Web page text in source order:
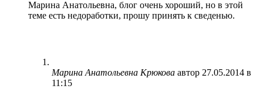
Марина Анатольевна, блог очень хороший, но в этой
теме есть недоработки, прошу принять к сведенью.
Марина Анатольевна Крюкова автор 27.05.2014 в
11:15